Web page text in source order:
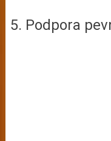
5. Podpora